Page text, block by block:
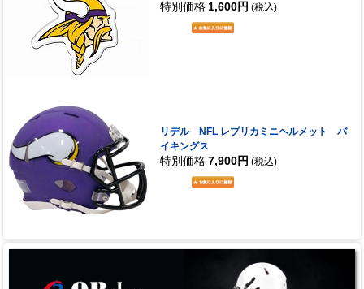
特別価格 1,600円 (税込)
リデル NFL レプリカミニヘルメット バ
イキングス
特別価格 7,900円 (税込)